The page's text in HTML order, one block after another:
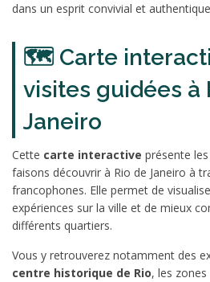
dans un esprit convivial et
🗺️ Carte
visites guidées à
Janeiro
Cette carte interactive présente
faisons découvrir à Rio de Janeiro à
francophones. Elle permet de
expériences sur la ville et de mieux
différents quartiers.
Vous y retrouverez notamment des
centre historique de Rio, les